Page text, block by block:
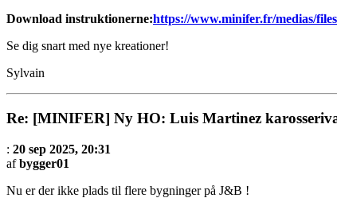
Download instruktionerne:https://www.minifer.fr/medias/
Se dig snart med nye kreationer!
Sylvain
Re: [MINIFER] Ny HO: Luis Martinez
: 20 sep 2025, 20:31
afbygger01
Nu er der ikke plads til flere bygninger på J&B !